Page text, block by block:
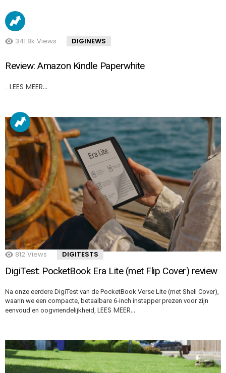
341.8k Views DIGINEWS
Review: Amazon Kindle Paperwhite
LEES MEER…
812 Views DIGITESTS
DigiTest: PocketBook Era Lite (met Flip Cover) review
Na onze eerdere DigiTest van de PocketBook Verse Lite (met Shell Cover),
waarin we een compacte, betaalbare 6-inch instapper prezen voor zijn
eenvoud en oogvriendelijkheid, LEES MEER…